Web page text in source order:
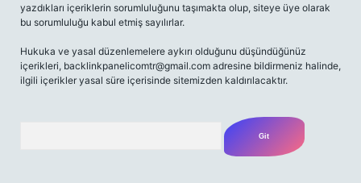
yazdıkları içeriklerin sorumluluğunu taşımakta olup, siteye üye olarak
bu sorumluluğu kabul etmiş sayılırlar.
Hukuka ve yasal düzenlemelere aykırı olduğunu düşündüğünüz
içerikleri, backlinkpanelicomtr@gmail.com adresine bildirmeniz halinde,
ilgili içerikler yasal süre içerisinde sitemizden kaldırılacaktır.